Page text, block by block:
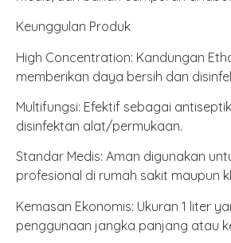
Keunggulan Produk
High Concentration: Kandungan
memberikan daya bersih dan
Multifungsi: Efektif sebagai
disinfektan alat/permukaan.
Standar Medis: Aman digunakan
profesional di rumah sakit maupun
Kemasan Ekonomis: Ukuran 1 liter
penggunaan jangka panjang atau